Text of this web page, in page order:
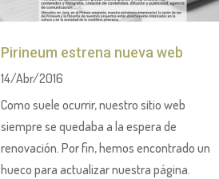
Pirineum estrena nueva web
14/Abr/2016
Como suele ocurrir, nuestro sitio web
siempre se quedaba a la espera de
renovación. Por fin, hemos encontrado un
hueco para actualizar nuestra página.